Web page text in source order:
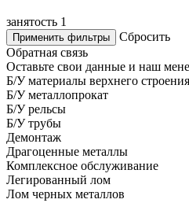
занятость 1
Применить фильтры
Сбросить
Обратная связь
Оставьте свои данные и наш
Б/У материалы верхнего
Б/У металлопрокат
Б/У рельсы
Б/У трубы
Демонтаж
Драгоценные металлы
Комплексное обслуживание
Легированный лом
Лом черных металлов